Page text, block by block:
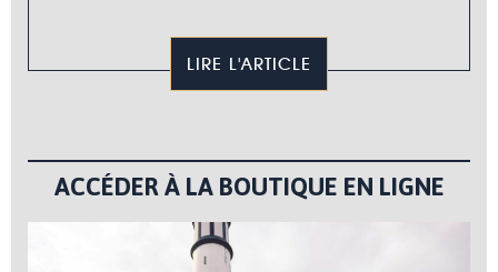
LIRE L'ARTICLE
ACCÉDER À LA BOUTIQUE EN LIGNE